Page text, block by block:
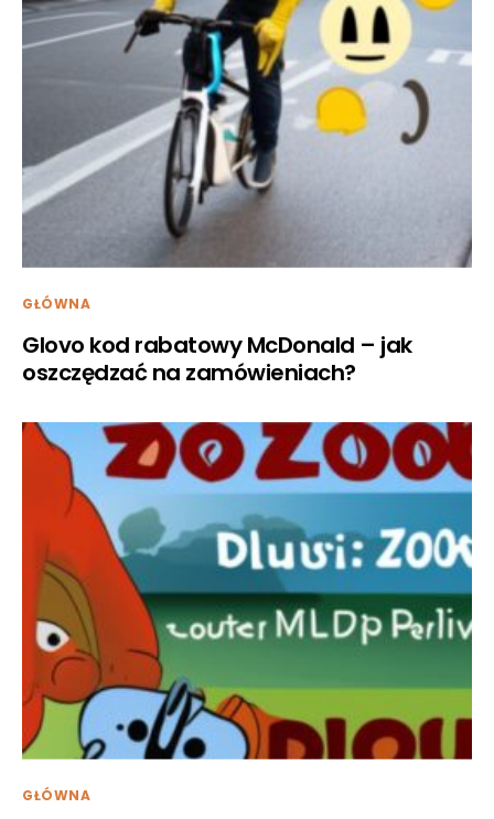
GŁÓWNA
Glovo kod rabatowy McDonald – jak
oszczędzać na zamówieniach?
GŁÓWNA